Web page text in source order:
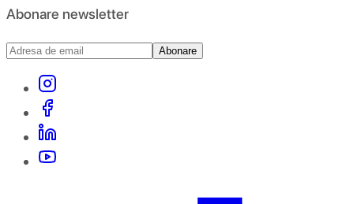
Abonare newsletter
Abonare